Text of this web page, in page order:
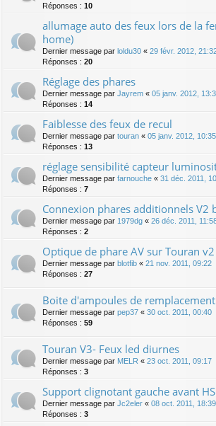
Réponses : 10
allumage auto des feux lors de la
home)
Dernier message par loldu30 « 29 févr. 2012,
Réponses : 20
Réglage des phares
Dernier message par Jayrem « 05 janv. 2012,
Réponses : 14
Faiblesse des feux de recul
Dernier message par touran « 05 janv. 2012, 10:35
Réponses : 13
réglage sensibilité capteur
Dernier message par farnouche « 31 déc. 2011,
Réponses : 7
Connexion phares additionnels V2
Dernier message par 1979dg « 26 déc. 2011,
Réponses : 2
Optique de phare AV sur Touran v2
Dernier message par blotfib « 21 nov. 2011, 09:22
Réponses : 27
Boite d'ampoules de remplacement
Dernier message par pep37 « 30 oct. 2011, 00:40
Réponses : 59
Touran V3- Feux led diurnes
Dernier message par MELR « 23 oct. 2011, 09:17
Réponses : 3
Support clignotant gauche avant
Dernier message par Jc2eler « 08 oct. 2011, 18:39
Réponses : 3